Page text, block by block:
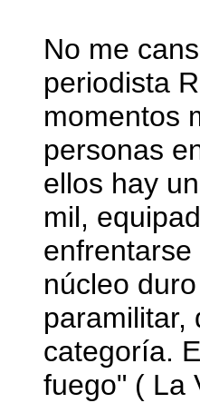
No me
periodista
momentos
personas
ellos hay
mil,
núcleo
paramilitar,
categoría.
fuego" ( La